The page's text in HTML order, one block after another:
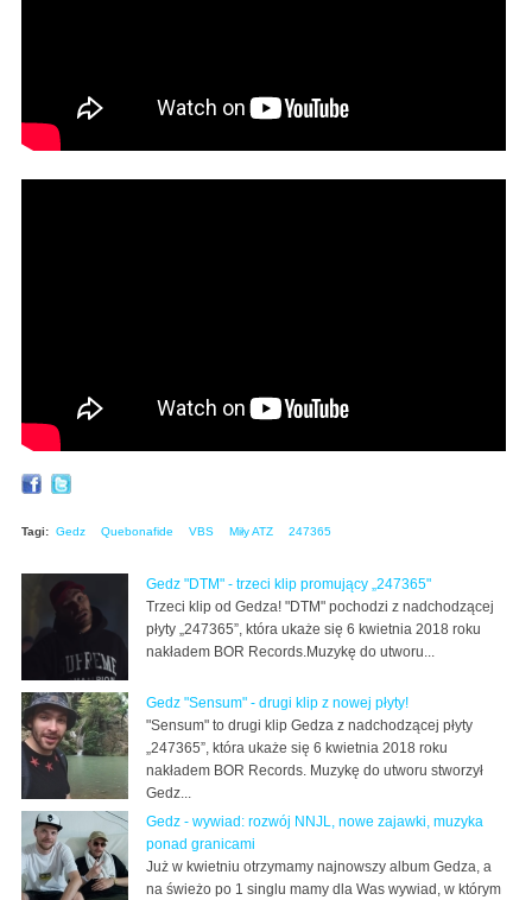
Tagi: Gedz Quebonafide VBS Miły ATZ 247365
Gedz "DTM" - trzeci klip promujący „247365"
Trzeci klip od Gedza! "DTM" pochodzi z nadchodzącej
płyty „247365”, która ukaże się 6 kwietnia 2018 roku
nakładem BOR Records.Muzykę do utworu...
Gedz "Sensum" - drugi klip z nowej płyty!
"Sensum" to drugi klip Gedza z nadchodzącej płyty
„247365”, która ukaże się 6 kwietnia 2018 roku
nakładem BOR Records. Muzykę do utworu stworzył
Gedz...
Gedz - wywiad: rozwój NNJL, nowe zajawki, muzyka
ponad granicami
Już w kwietniu otrzymamy najnowszy album Gedza, a
na świeżo po 1 singlu mamy dla Was wywiad, w którym